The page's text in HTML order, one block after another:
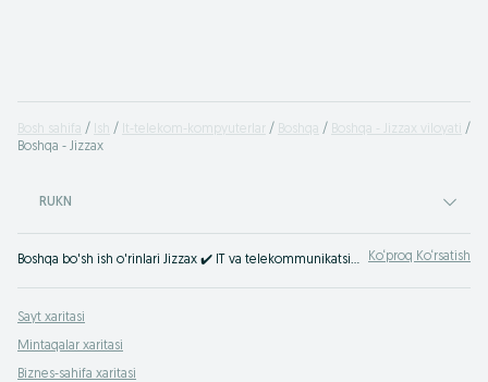
Bosh sahifa Ish It-telekom-kompyuterlar Boshqa
Boshqa - Jizzax viloyati
Boshqa - Jizzax
RUKN
Boshqa bo'sh ish o'rinlari Jizzax ✔️️️ IT va telekommunikatsiyalar ⭐ turli darajadagi tajribaga ega mutaxassislar uchun ko'plab bo'sh ish o'rinlari ⮞⮞ OLX.uz Ko‘proq Ko‘rsatish
Sayt xaritasi
Mintaqalar xaritasi
Biznes-sahifa xaritasi